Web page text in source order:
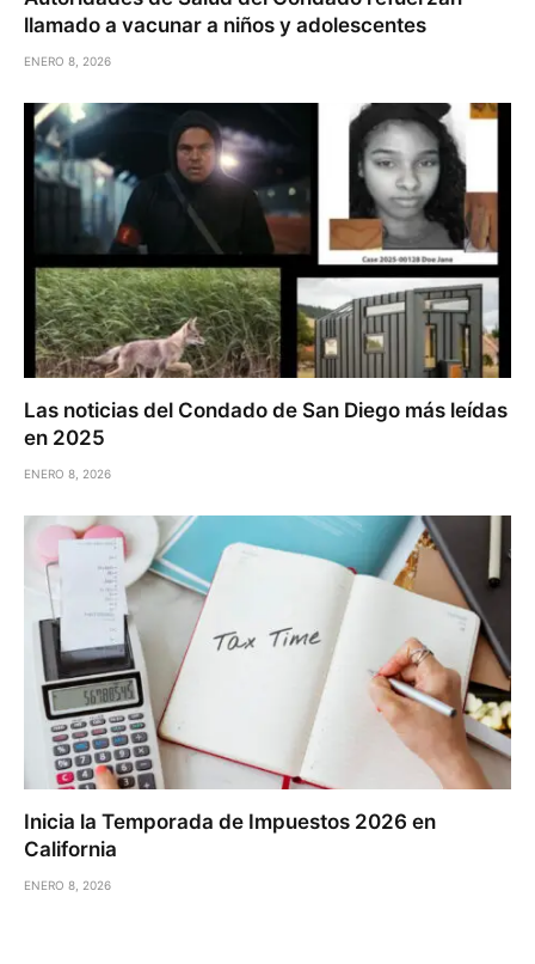
llamado a vacunar a niños y adolescentes
ENERO 8, 2026
Las noticias del Condado de San Diego más leídas
en 2025
ENERO 8, 2026
Inicia la Temporada de Impuestos 2026 en
California
ENERO 8, 2026